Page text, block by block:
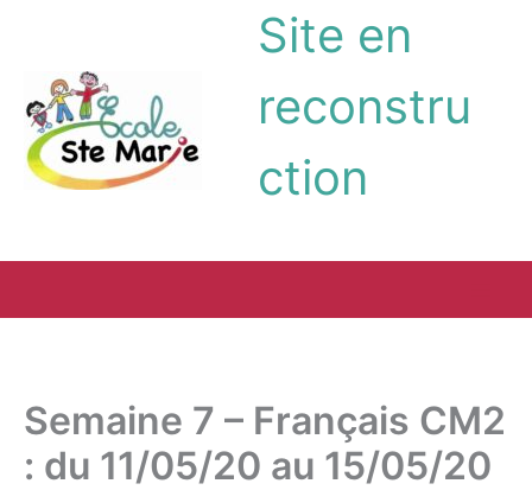
contenu
Site en
reconstru
ction
Semaine 7 – Français CM2
: du 11/05/20 au 15/05/20